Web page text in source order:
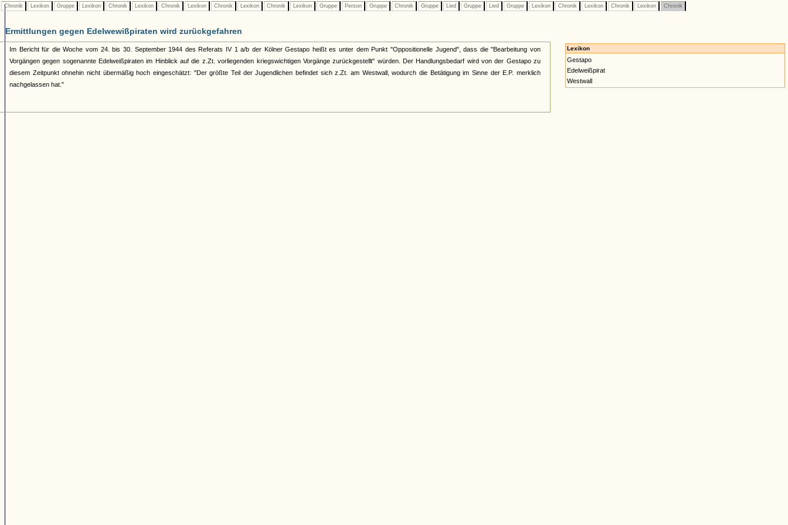
Chronik Lexikon Gruppe Lexikon Chronik Lexikon Chronik Lexikon Chronik Lexikon Chronik Lexikon Gruppe Person Gruppe Chronik Gruppe Lied Gruppe Lied Gruppe Lexikon Chronik Lexikon Chronik Lexikon Chronik
Ermittlungen gegen Edelwewißpiraten wird zurückgefahren
Im Bericht für die Woche vom 24. bis 30. September 1944 des Referats IV 1 a/b der Kölner Gestapo heißt es unter dem Punkt "Oppositionelle Jugend", dass die "Bearbeitung von
Vorgängen gegen sogenannte Edelweißpiraten im Hinblick auf die z.Zt. vorliegenden kriegswichtigen Vorgänge zurückgestellt" würden. Der Handlungsbedarf wird von der Gestapo zu
diesem Zeitpunkt ohnehin nicht übermäßig hoch eingeschätzt: "Der größte Teil der Jugendlichen befindet sich z.Zt. am Westwall, wodurch die Betätigung im Sinne der E.P. merklich
nachgelassen hat."
Lexikon
Gestapo
Edelweißpirat
Westwall